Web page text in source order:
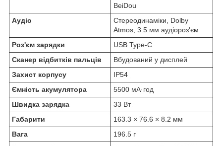
BeiDou
Аудіо
Стереодинаміки, Dolby
Atmos, 3.5 мм аудіороз'єм
Роз'єм зарядки
USB Type-C
Сканер відбитків пальців
Вбудований у дисплей
Захист корпусу
IP54
Ємність акумулятора
5500 мА·год
Швидка зарядка
33 Вт
Габарити
163.3 × 76.6 × 8.2 мм
Вага
196.5 г